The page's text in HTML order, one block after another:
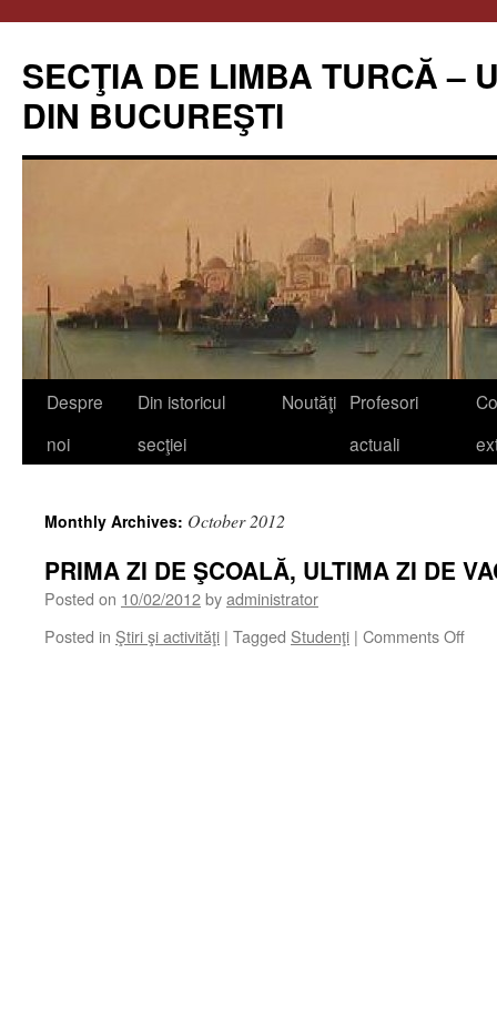
content
SECŢIA DE LIMBA TURCĂ –
DIN BUCUREŞTI
Despre
noi
Din istoricul
secţiei
Noutăţi Profesori
actuali
Monthly Archives: October 2012
PRIMA ZI DE ŞCOALĂ, ULTIMA ZI DE
Posted on 10/02/2012byadministrator
Posted in Ştiri şi activităţi | Tagged Studenţi | Comments Offon